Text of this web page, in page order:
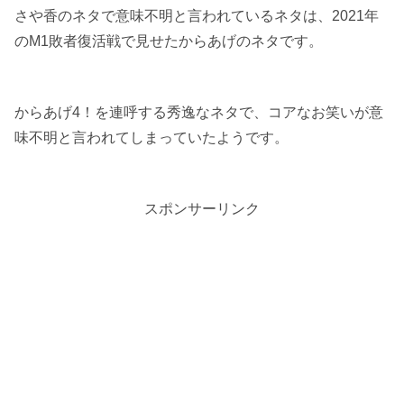
さや香のネタで意味不明と言われているネタは、2021年
のM1敗者復活戦で見せたからあげのネタです。
からあげ4！を連呼する秀逸なネタで、コアなお笑いが意
味不明と言われてしまっていたようです。
スポンサーリンク